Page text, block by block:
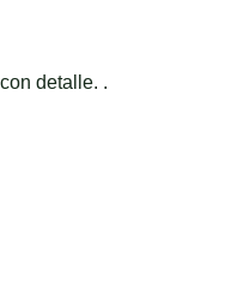
detalle. .